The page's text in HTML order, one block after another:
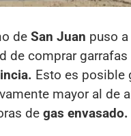
de San Juan puso
de comprar garrafas
Esto es posible
mayor al de
de gas envasado.